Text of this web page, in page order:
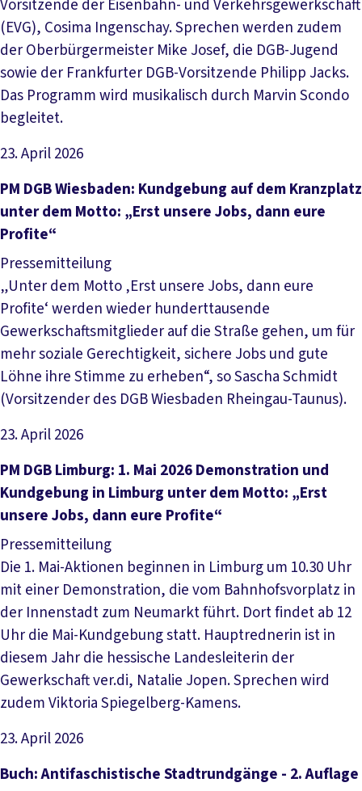
Vorsitzende der Eisenbahn- und Verkehrsgewerkschaft
(EVG), Cosima Ingenschay. Sprechen werden zudem
der Oberbürgermeister Mike Josef, die DGB-Jugend
sowie der Frankfurter DGB-Vorsitzende Philipp Jacks.
Das Programm wird musikalisch durch Marvin Scondo
begleitet.
23. April 2026
Artikel lesen
PM DGB Wiesbaden: Kundgebung auf dem Kranzplatz
unter dem Motto: „Erst unsere Jobs, dann eure
Profite“
Pressemitteilung
„Unter dem Motto ‚Erst unsere Jobs, dann eure
Profite‘ werden wieder hunderttausende
Gewerkschaftsmitglieder auf die Straße gehen, um für
mehr soziale Gerechtigkeit, sichere Jobs und gute
Löhne ihre Stimme zu erheben“, so Sascha Schmidt
(Vorsitzender des DGB Wiesbaden Rheingau-Taunus).
23. April 2026
Artikel lesen
PM DGB Limburg: 1. Mai 2026 Demonstration und
Kundgebung in Limburg unter dem Motto: „Erst
unsere Jobs, dann eure Profite“
Pressemitteilung
Die 1. Mai-Aktionen beginnen in Limburg um 10.30 Uhr
mit einer Demonstration, die vom Bahnhofsvorplatz in
der Innenstadt zum Neumarkt führt. Dort findet ab 12
Uhr die Mai-Kundgebung statt. Hauptrednerin ist in
diesem Jahr die hessische Landesleiterin der
Gewerkschaft ver.di, Natalie Jopen. Sprechen wird
zudem Viktoria Spiegelberg-Kamens.
23. April 2026
Artikel lesen
Buch: Antifaschistische Stadtrundgänge - 2. Auflage